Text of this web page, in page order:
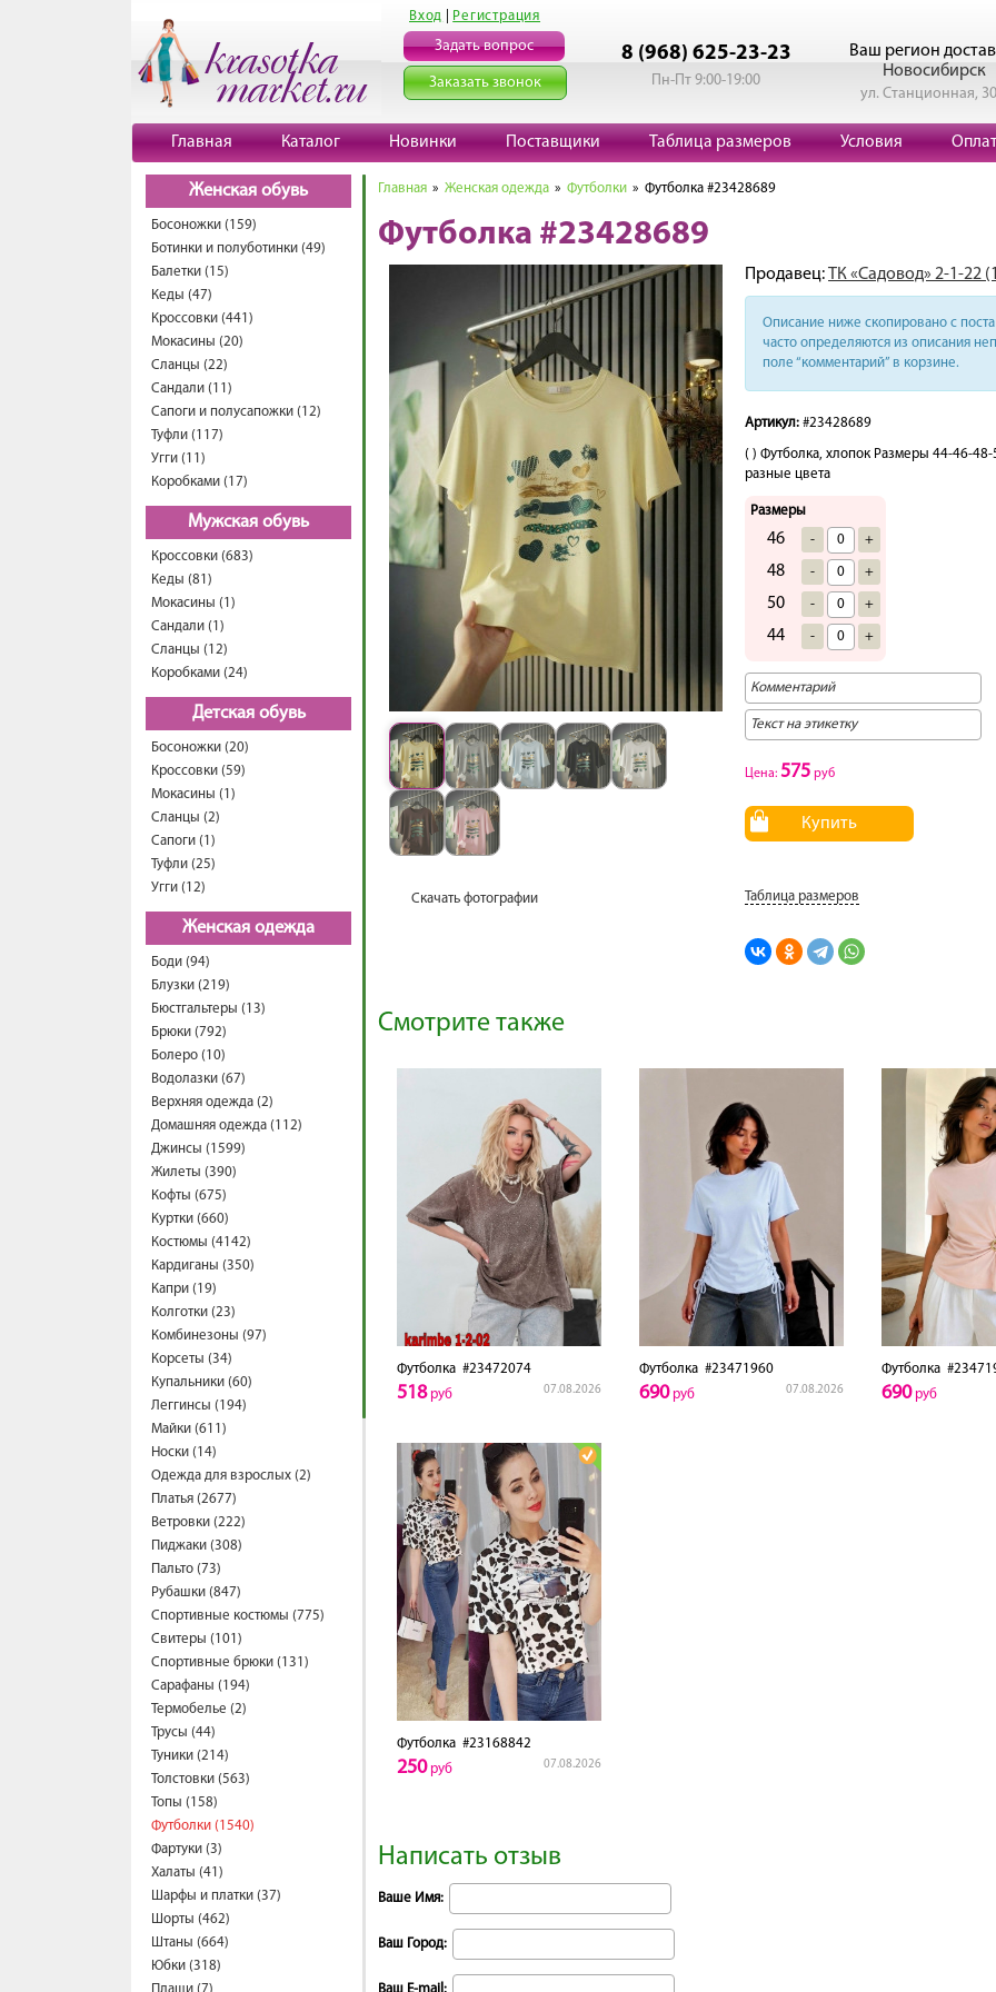
Вход Регистрация
Задать вопрос
Заказать звонок
8 (968) 625-23-23
Пн-Пт 9:00-19:00
Ваш регион
Новосибирск
ул. Станционная,
Главная Каталог Новинки Поставщики Таблица размеров Условия
Женская обувь
Босоножки (159)
Ботинки и полуботинки (49)
Балетки (15)
Кеды (47)
Кроссовки (441)
Мокасины (20)
Сланцы (22)
Сандали (11)
Сапоги и полусапожки (12)
Туфли (117)
Угги (11)
Коробками (17)
Мужская обувь
Кроссовки (683)
Кеды (81)
Мокасины (1)
Сандали (1)
Сланцы (12)
Коробками (24)
Детская обувь
Босоножки (20)
Кроссовки (59)
Мокасины (1)
Сланцы (2)
Сапоги (1)
Туфли (25)
Угги (12)
Женская одежда
Боди (94)
Блузки (219)
Бюстгальтеры (13)
Брюки (792)
Болеро (10)
Водолазки (67)
Верхняя одежда (2)
Домашняя одежда (112)
Джинсы (1599)
Жилеты (390)
Кофты (675)
Куртки (660)
Костюмы (4142)
Кардиганы (350)
Капри (19)
Колготки (23)
Комбинезоны (97)
Корсеты (34)
Купальники (60)
Леггинсы (194)
Майки (611)
Носки (14)
Одежда для взрослых (2)
Платья (2677)
Ветровки (222)
Пиджаки (308)
Пальто (73)
Рубашки (847)
Спортивные костюмы (775)
Свитеры (101)
Спортивные брюки (131)
Сарафаны (194)
Термобелье (2)
Трусы (44)
Туники (214)
Толстовки (563)
Топы (158)
Футболки (1540)
Фартуки (3)
Халаты (41)
Шарфы и платки (37)
Шорты (462)
Штаны (664)
Юбки (318)
Главная » Женская одежда » Футболки » Футболка #23428689
Футболка #23428689
Скачать фотографии
Продавец:ТК «Садовод» 2-1-22
Описание ниже скопировано с
часто определяются из описания
поле “комментарий” в корзине.
Артикул: #23428689
( ) Футболка, хлопок Размеры 44-46-
разные цвета
Размеры
46 - +
48 - +
50 - +
44 - +
Цена: 575 руб
Купить
Таблица размеров
Смотрите также
Футболка #23472074
07.08.2026
518руб
Футболка#23471960
07.08.2026
690руб
Футболка
690руб
Футболка #23168842
07.08.2026
250руб
Написать отзыв
Ваше Имя:
Ваш Город: